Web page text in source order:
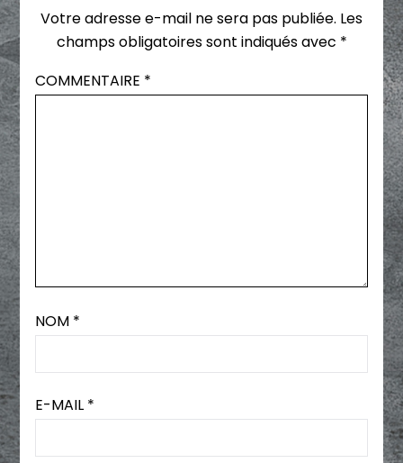
Votre adresse e-mail ne sera pas publiée. Les
champs obligatoires sont indiqués avec *
COMMENTAIRE *
NOM *
E-MAIL *